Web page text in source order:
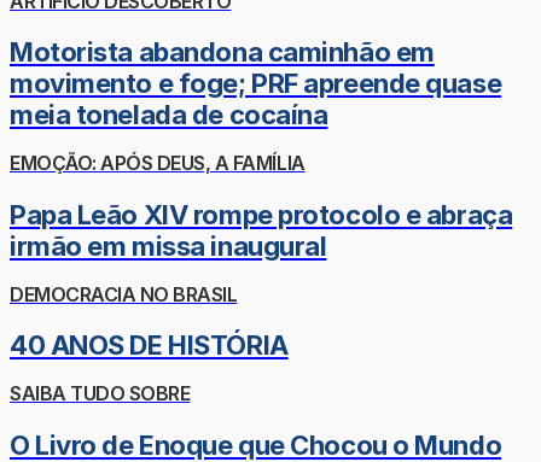
Motorista abandona caminhão em
movimento e foge; PRF apreende quase
meia tonelada de cocaína
EMOÇÃO: APÓS DEUS, A FAMÍLIA
Papa Leão XIV rompe protocolo e abraça
irmão em missa inaugural
DEMOCRACIA NO BRASIL
40 ANOS DE HISTÓRIA
SAIBA TUDO SOBRE
O Livro de Enoque que Chocou o Mundo